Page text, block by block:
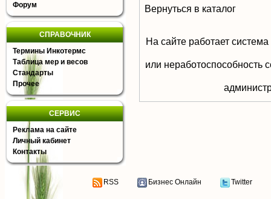
Форум
СПРАВОЧНИК
Термины Инкотермс
Таблица мер и весов
Стандарты
Прочее
СЕРВИС
Реклама на сайте
Личный кабинет
Контакты
Вернуться в каталог
На сайте работает
или неработоспособность
RSS Бизнес Онлайн Twitter